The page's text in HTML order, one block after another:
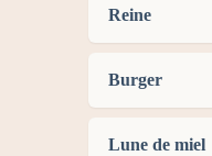
Reine
Burger
Lune de miel